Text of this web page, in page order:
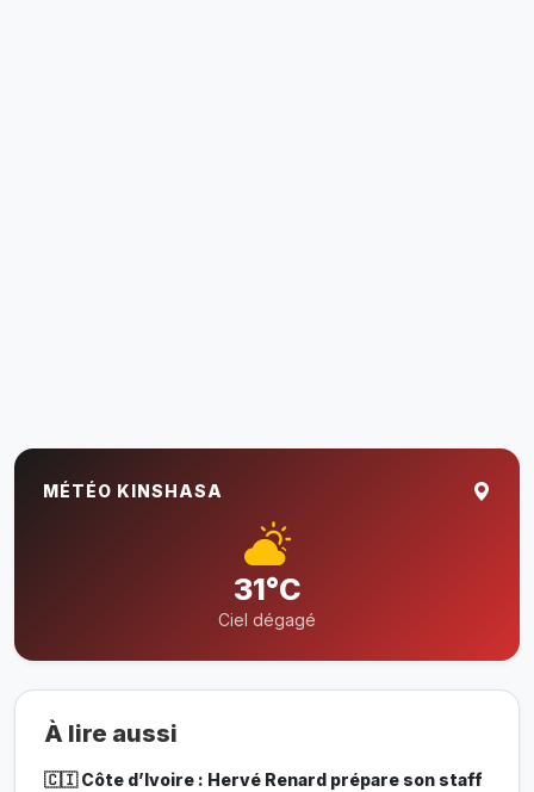
MÉTÉO KINSHASA
31°C
Ciel dégagé
À lire aussi
🇨🇮 Côte d’Ivoire : Hervé Renard prépare son staff